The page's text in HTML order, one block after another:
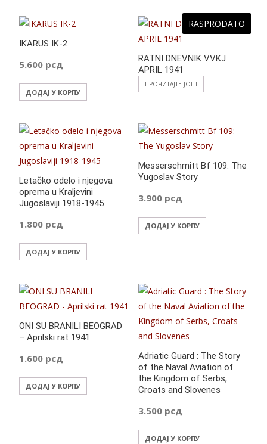
IKARUS IK-2
5.600 рсд
ДОДАЈ У КОРПУ
RASPRODATO
RATNI DNEVNIK VVKJ
APRIL 1941
ПРОЧИТАЈТЕ ЈОШ
Letačko odelo i njegova
oprema u Kraljevini
Jugoslaviji 1918-1945
1.800 рсд
ДОДАЈ У КОРПУ
Messerschmitt Bf 109: The
Yugoslav Story
3.900 рсд
ДОДАЈ У КОРПУ
ONI SU BRANILI BEOGRAD
– Aprilski rat 1941
1.600 рсд
ДОДАЈ У КОРПУ
Adriatic Guard : The Story
of the Naval Aviation of
the Kingdom of Serbs,
Croats and Slovenes
3.500 рсд
ДОДАЈ У КОРПУ